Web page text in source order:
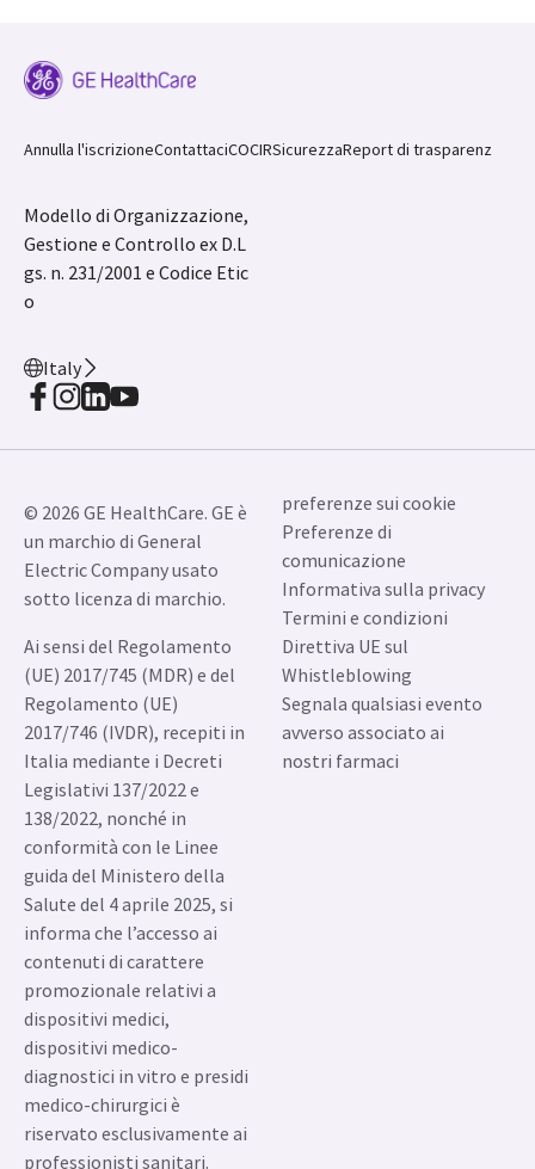
Annulla l'iscrizioneContattaciCOCIRSicurezzaReport di trasparenz
Modello di Organizzazione,
Gestione e Controllo ex D.L
gs. n. 231/2001 e Codice Etic
o
Italy
© 2026 GE HealthCare. GE è
un marchio di General
Electric Company usato
sotto licenza di marchio.
Ai sensi del Regolamento
(UE) 2017/745 (MDR) e del
Regolamento (UE)
2017/746 (IVDR), recepiti in
Italia mediante i Decreti
Legislativi 137/2022 e
138/2022, nonché in
conformità con le Linee
guida del Ministero della
Salute del 4 aprile 2025, si
informa che l’accesso ai
contenuti di carattere
promozionale relativi a
dispositivi medici,
dispositivi medico-
diagnostici in vitro e presidi
medico-chirurgici è
riservato esclusivamente ai
professionisti sanitari.
preferenze sui cookie
Preferenze di
comunicazione
Informativa sulla privacy
Termini e condizioni
Direttiva UE sul
Whistleblowing
Segnala qualsiasi evento
avverso associato ai
nostri farmaci